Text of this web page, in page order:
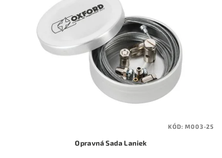
Opravná Sada Laniek
KÓD:M003-25